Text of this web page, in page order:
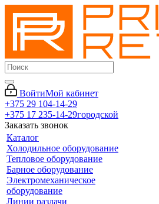
ВойтиМой кабинет
+375 29 104-14-29
+375 17 235-14-29городской
Заказать звонок
Каталог
Холодильное оборудование
Тепловое оборудование
Барное оборудование
Электромеханическое
оборудование
Линии раздачи